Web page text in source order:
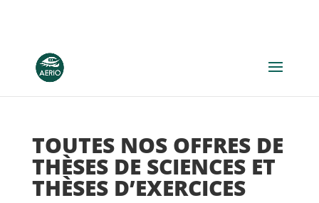
TOUTES NOS OFFRES DE
THÈSES DE SCIENCES ET
THÈSES D’EXERCICES